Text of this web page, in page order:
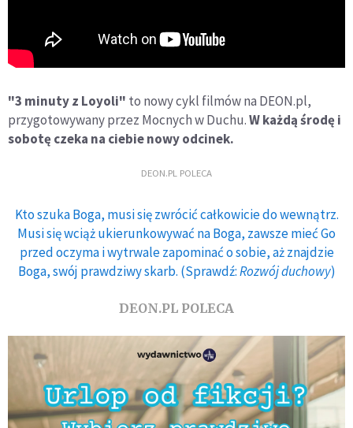
"3 minuty z Loyoli" to nowy cykl filmów na DEON.pl,
przygotowywany przez Mocnych w Duchu.W każdą środę i
sobotę czeka na ciebie nowy odcinek.
DEON.PL POLECA
Kto szuka Boga, musi się zwrócić całkowicie do wewnątrz.
Musi się wciąż ukierunkowywać na Boga, zawsze mieć Go
przed oczyma i wytrwale zapominać o sobie, aż znajdzie
Boga, swój prawdziwy skarb. (Sprawdź:Rozwój duchowy)
DEON.PL POLECA